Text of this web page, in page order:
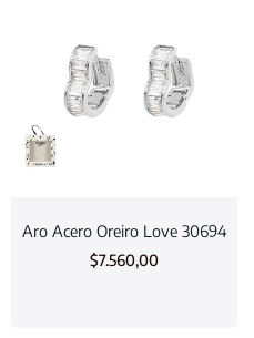
Aro Acero Oreiro Love 30694
$7.560,00